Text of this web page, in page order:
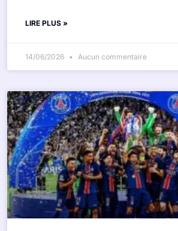
LIRE PLUS »
14/06/2026 Aucun commentaire